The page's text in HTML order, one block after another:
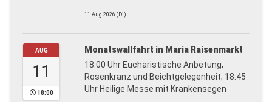
11.Aug.2026 (Di)
AUG
11
18:00
Monatswallfahrt in Maria Raisenmarkt
18:00 Uhr Eucharistische Anbetung,
Rosenkranz und Beichtgelegenheit; 18:45
Uhr Heilige Messe mit Krankensegen